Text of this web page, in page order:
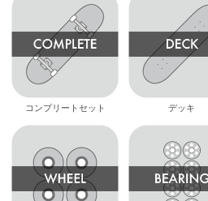
コンプリートセット デッキ